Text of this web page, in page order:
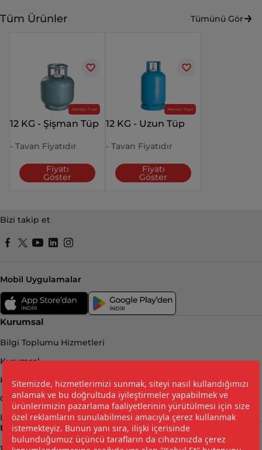
Tüm Ürünler Tümünü Gör
Avantajlı Fiyat
12 KG - Şişman Tüp
- Tavan Fiyatıdır
Fiyatı
Göster
Avantajlı Fiyat
12 KG - Uzun Tüp
- Tavan Fiyatıdır
Fiyatı
Göster
Bizi takip et
Mobil Uygulamalar
Kurumsal
Bilgi Toplumu Hizmetleri
Kurumsal
Kişisel Verilerin Korunması
Çerez Politikası ve Çerez Tercihleriniz
LPG Yakıt Tasarrufu Hesaplama
Ürünler